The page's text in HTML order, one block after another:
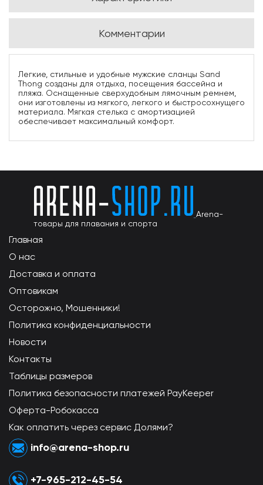
Комментарии
Легкие, стильные и удобные мужские сланцы Sand
Thong созданы для отдыха, посещения бассейна и
пляжа. Оснащенные сверхудобным лямочным ремнем,
они изготовлены из мягкого, легкого и быстросохнущего
материала. Мягкая стелька с амортизацией
обеспечивает максимальный комфорт.
Arena-
товары для плавания и спорта
Главная
О нас
Доставка и оплата
Оптовикам
Осторожно, Мошенники!
Политика конфиденциальности
Новости
Контакты
Таблицы размеров
Политика безопасности платежей PayKeeper
Оферта-Робокасса
Как оплатить через сервис Долями?
info@arena-shop.ru
+7-965-212-45-54